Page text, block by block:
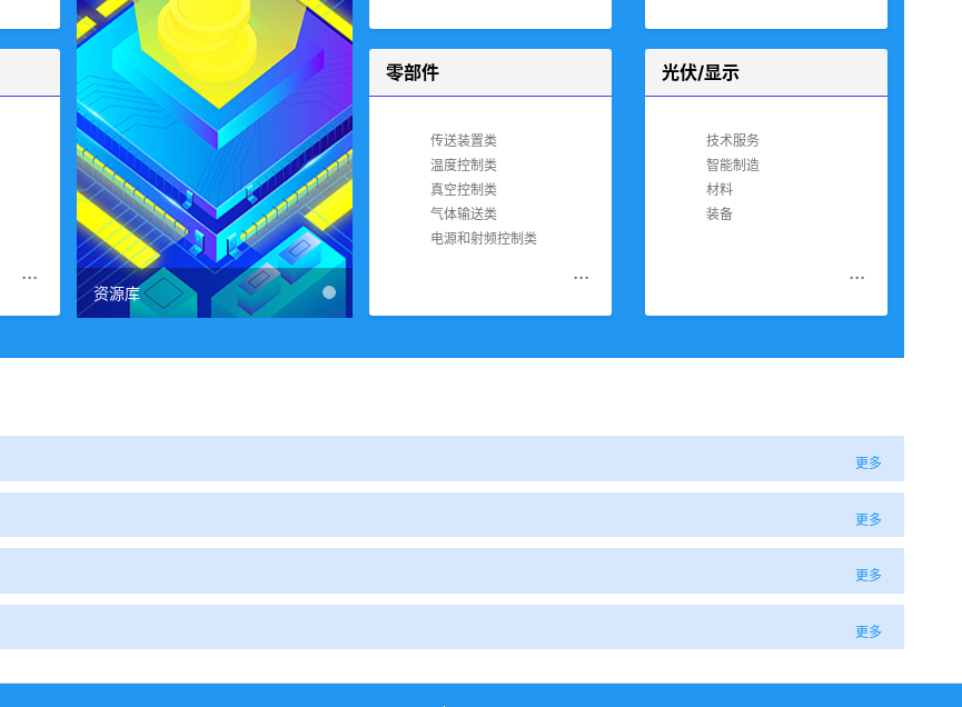
...
资源库
零部件
传送装置类
温度控制类
真空控制类
气体输送类
电源和射频控制类
...
光伏/显示
技术服务
智能制造
材料
装备
...
更多
更多
更多
更多